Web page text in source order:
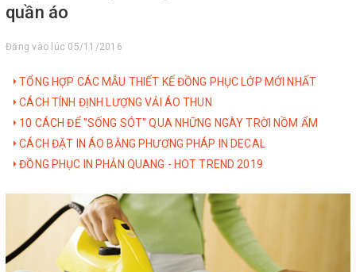
quần áo
Đăng vào lúc 05/11/2016
TỔNG HỢP CÁC MẪU THIẾT KẾ ĐỒNG PHỤC LỚP MỚI NHẤT
CÁCH TÍNH ĐỊNH LƯỢNG VẢI ÁO THUN
10 CÁCH ĐỂ "SỐNG SÓT" QUA NHỮNG NGÀY TRỜI NỒM ẨM
CÁCH ĐẶT IN ÁO BẰNG PHƯƠNG PHÁP IN DECAL
ĐỒNG PHỤC IN PHẢN QUANG - HOT TREND 2019